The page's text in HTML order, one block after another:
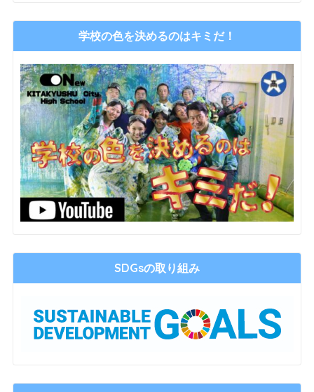
学校の色を決めるのはキミだ！
SDGsの取り組み